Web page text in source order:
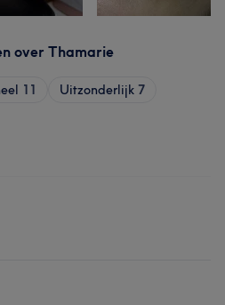
over Thamarie
11 Uitzonderlijk 7